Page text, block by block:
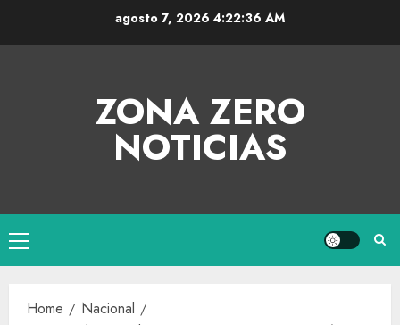
agosto 7, 2026 4:22:36 AM
ZONA ZERO
NOTICIAS
Home
Nacional